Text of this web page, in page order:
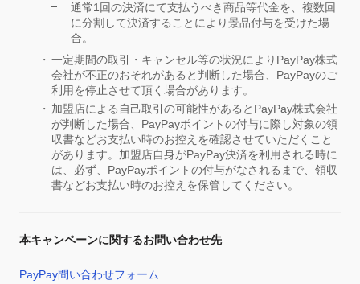
通常1回の決済にて支払うべき商品等代金を、複数回
に分割して決済することにより景品付与を受けた場
合。
一定期間の取引・キャンセル等の状況によりPayPay株式
会社が不正のおそれがあると判断した場合、PayPayのご
利用を停止させて頂く場合があります。
加盟店による自己取引の可能性があるとPayPay株式会社
が判断した場合、PayPayポイントの付与に際し対象の領
収書などお支払い時のお控えを確認させていただくこと
があります。加盟店自身がPayPay決済を利用される時に
は、必ず、PayPayポイントの付与がなされるまで、領収
書などお支払い時のお控えを保管してください。
本キャンペーンに関するお問い合わせ先
PayPay問い合わせフォーム